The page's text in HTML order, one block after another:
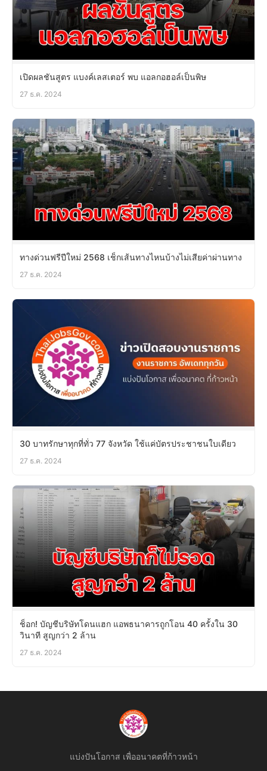
เปิดผลชันสูตร แบงค์เลสเตอร์ พบ แอลกอฮอล์เป็นพิษ
27 ธ.ค. 2024
ทางด่วนฟรีปีใหม่ 2568 เช็กเส้นทางไหนบ้างไม่เสียค่าผ่านทาง
27 ธ.ค. 2024
30 บาทรักษาทุกที่ทั่ว 77 จังหวัด ใช้แค่บัตรประชาชนใบเดียว
27 ธ.ค. 2024
ช็อก! บัญชีบริษัทโดนแฮก แอพธนาคารถูกโอน 40 ครั้งใน 30
วินาที สูญกว่า 2 ล้าน
27 ธ.ค. 2024
แบ่งปันโอกาส เพื่ออนาคตที่ก้าวหน้า